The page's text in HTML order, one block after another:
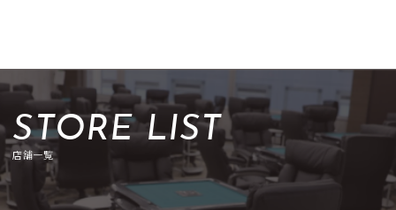
STORE LIST
店舗一覧